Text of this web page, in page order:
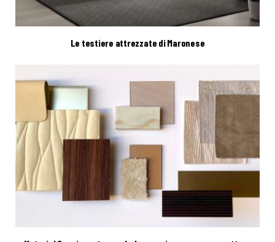
Le testiere attrezzate di Maronese